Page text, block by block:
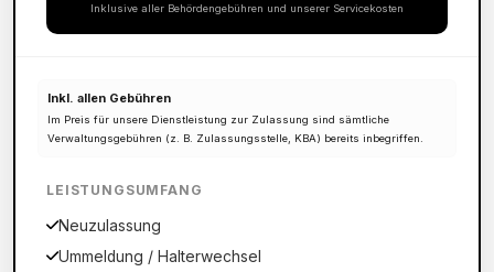
Inklusive aller Behördengebühren und unserer Servicekosten
Inkl. allen Gebühren
Im Preis für unsere Dienstleistung zur Zulassung sind sämtliche
Verwaltungsgebühren (z. B. Zulassungsstelle, KBA) bereits inbegriffen.
LEISTUNGSUMFANG
Neuzulassung
Ummeldung / Halterwechsel